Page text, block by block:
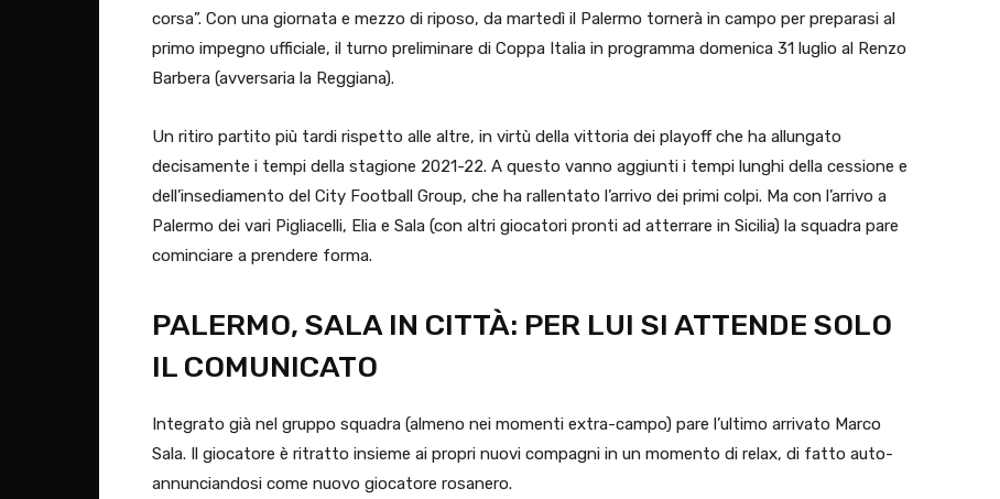
corsa”. Con una giornata e mezzo di riposo, da martedì il Palermo tornerà in campo per preparasi al
primo impegno ufficiale, il turno preliminare di Coppa Italia in programma domenica 31 luglio al Renzo
Barbera (avversaria la Reggiana).
Un ritiro partito più tardi rispetto alle altre, in virtù della vittoria dei playoff che ha allungato
decisamente i tempi della stagione 2021-22. A questo vanno aggiunti i tempi lunghi della cessione e
dell’insediamento del City Football Group, che ha rallentato l’arrivo dei primi colpi. Ma con l’arrivo a
Palermo dei vari Pigliacelli, Elia e Sala (con altri giocatori pronti ad atterrare in Sicilia) la squadra pare
cominciare a prendere forma.
PALERMO, SALA IN CITTÀ: PER LUI SI ATTENDE SOLO
IL COMUNICATO
Integrato già nel gruppo squadra (almeno nei momenti extra-campo) pare l’ultimo arrivato Marco
Sala. Il giocatore è ritratto insieme ai propri nuovi compagni in un momento di relax, di fatto auto-
annunciandosi come nuovo giocatore rosanero.